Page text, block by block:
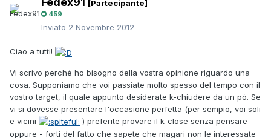
[Partecipante]
459
Inviato 2 Novembre 2012
Ciao a tutti!
Vi scrivo perché ho bisogno della vostra opinione riguardo una
cosa. Supponiamo che voi passiate molto spesso del tempo con il
vostro target, il quale appunto desiderate k-chiudere da un pò. Se
vi si dovesse presentare l'occasione perfetta (per sempio, voi soli
e vicini
) preferite provare il k-close senza pensare
oppure - forti del fatto che sapete che magari non le interessate